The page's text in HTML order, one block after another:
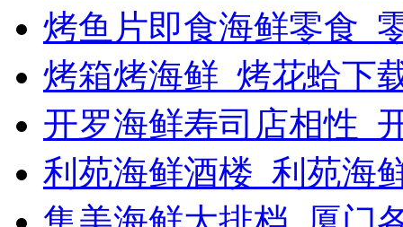
烤鱼片即食海鲜零食_
烤箱烤海鲜_烤花蛤下
开罗海鲜寿司店相性_
利苑海鲜酒楼_利苑海